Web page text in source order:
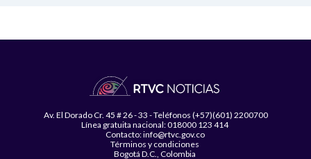
Av. El Dorado Cr. 45 # 26 - 33 - Teléfonos (+57)(601) 2200700
Línea gratuita nacional: 018000 123 414
Contacto: info@rtvc.gov.co
Términos y condiciones
Bogotá D.C., Colombia